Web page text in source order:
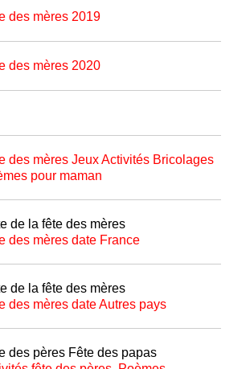
des mères 2019
des mères 2020
des mères Jeux Activités Bricolages
pour maman
de la fête des mères
des mères date France
de la fête des mères
des mères date Autres pays
des pères Fête des papas